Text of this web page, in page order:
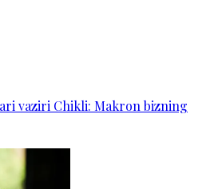
vaziri Chikli: Makron bizning